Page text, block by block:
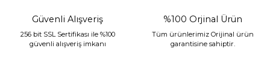
Güvenli Alışveriş
256 bit SSL Sertifikası ile %100
güvenli alışveriş imkanı
%100 Orjinal Ürün
Tüm ürünlerimiz Orijinal ürün
garantisine sahiptir.